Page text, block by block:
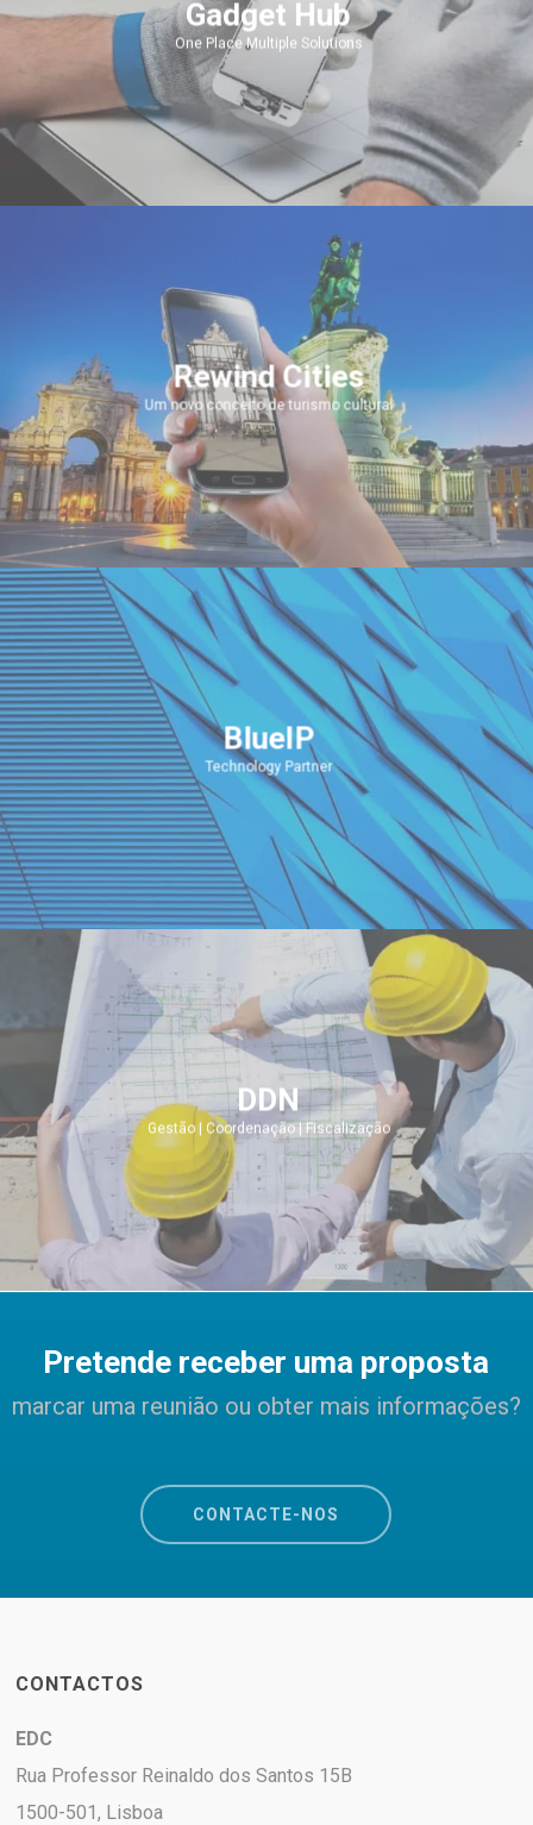
Gadget Hub
One Place Multiple Solutions
Rewind Cities
Um novo conceito de turismo cultural
BlueIP
Technology Partner
DDN
Gestão | Coordenação | Fiscalização
Pretende receber uma proposta
marcar uma reunião ou obter mais informações?
CONTACTE-NOS
CONTACTOS
EDC
Rua Professor Reinaldo dos Santos 15B
1500-501, Lisboa